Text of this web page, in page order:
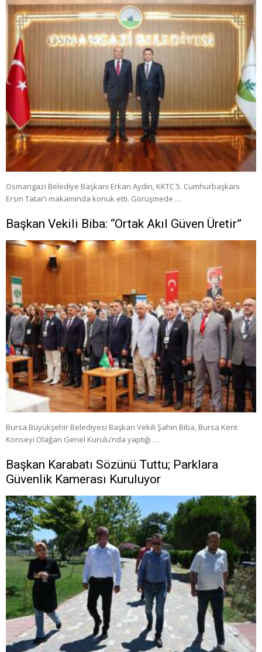
Osmangazi Belediye Başkanı Erkan Aydın, KKTC 5. Cumhurbaşkanı
Ersin Tatar’ı makamında konuk etti. Görüşmede …
Başkan Vekili Biba: “Ortak Akıl Güven Üretir”
Bursa Büyükşehir Belediyesi Başkan Vekili Şahin Biba, Bursa Kent
Konseyi Olağan Genel Kurulu’nda yaptığı …
Başkan Karabatı Sözünü Tuttu; Parklara
Güvenlik Kamerası Kuruluyor